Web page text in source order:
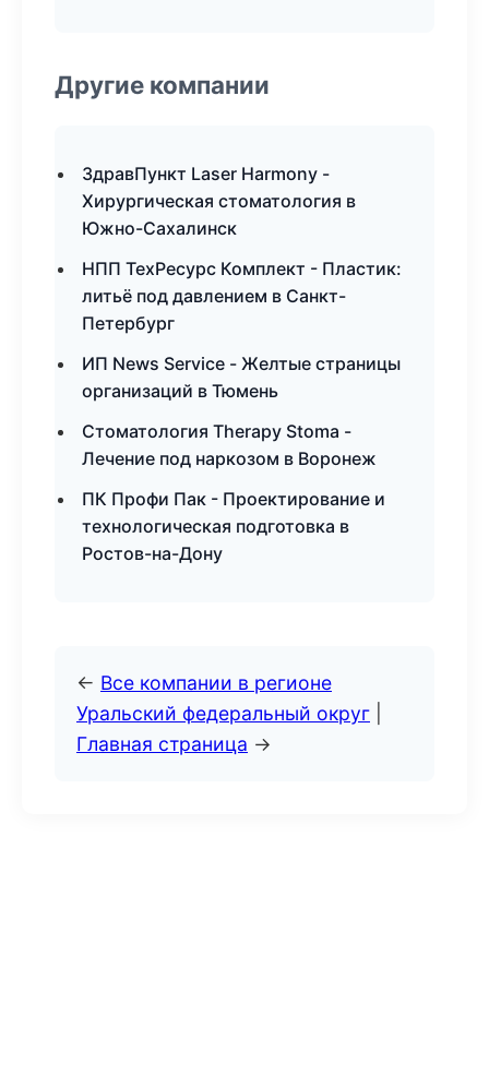
Другие компании
ЗдравПункт Laser Harmony -
Хирургическая стоматология в
Южно-Сахалинск
НПП ТехРесурс Комплект - Пластик:
литьё под давлением в Санкт-
Петербург
ИП News Service - Желтые страницы
организаций в Тюмень
Стоматология Therapy Stoma -
Лечение под наркозом в Воронеж
ПК Профи Пак - Проектирование и
технологическая подготовка в
Ростов-на-Дону
← Все компании в регионе
Уральский федеральный округ
Главная страница →